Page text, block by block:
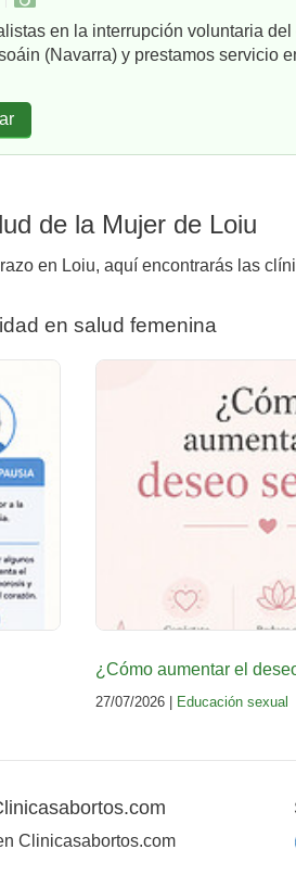
en la interrupción voluntaria
(Navarra) y prestamos servicio
de la Mujer de Loiu
en Loiu, aquí encontrarás las
en salud femenina
¿Cómo aumentar el
27/07/2026 | Educación sexual
Clinicasabortos.com